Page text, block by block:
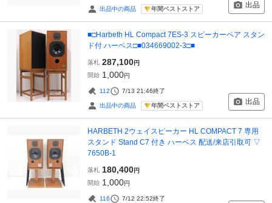
出品中の商品 年間ベストストア 出品
■□Harbeth HL Compact 7ES-3 スピーカーペア スタン
ド付 ハーベス□■034669002-3□■
落札 287,100円
開始 1,000円
112 7/13 21:46終了
出品中の商品 年間ベストストア 出品
HARBETH 2ウェイスピーカー HL COMPACT 7 専用
スタンド Stand C7 付き ハーベス 配送/来店引取可 ▽
7650B-1
落札 180,400円
開始 1,000円
116 7/12 22:52終了